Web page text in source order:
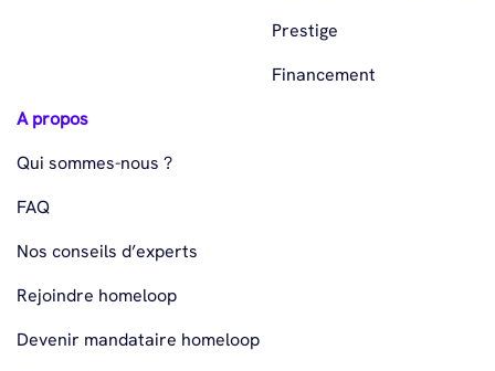
Prestige
Financement
A propos
Qui sommes-nous ?
FAQ
Nos conseils d’experts
Rejoindre homeloop
Devenir mandataire homeloop